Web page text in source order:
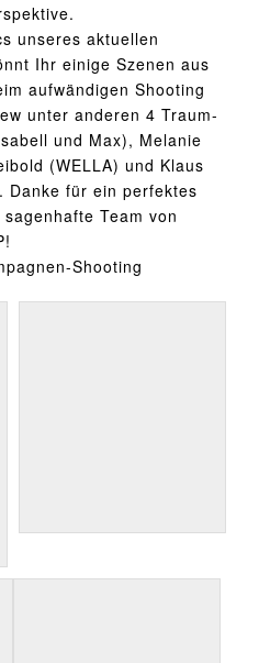
unseres aktuellen
Ihr einige Szenen aus
aufwändigen Shooting
unter anderen 4 Traum-
und Max), Melanie
(WELLA) und Klaus
Danke für ein perfektes
Team von
Shooting